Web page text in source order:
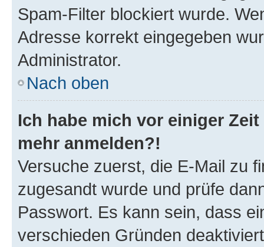
Spam-Filter blockiert wurde.
Adresse korrekt eingegeben
Administrator.
Nach oben
Ich habe mich vor einiger
mehr anmelden?!
Versuche zuerst, die E-Mail zu
zugesandt wurde und prüfe
Passwort. Es kann sein, dass
verschieden Gründen